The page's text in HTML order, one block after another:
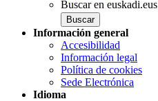
Buscar en euskadi.eus
Información general
Accesibilidad
Información legal
Política de cookies
Sede Electrónica
Idioma